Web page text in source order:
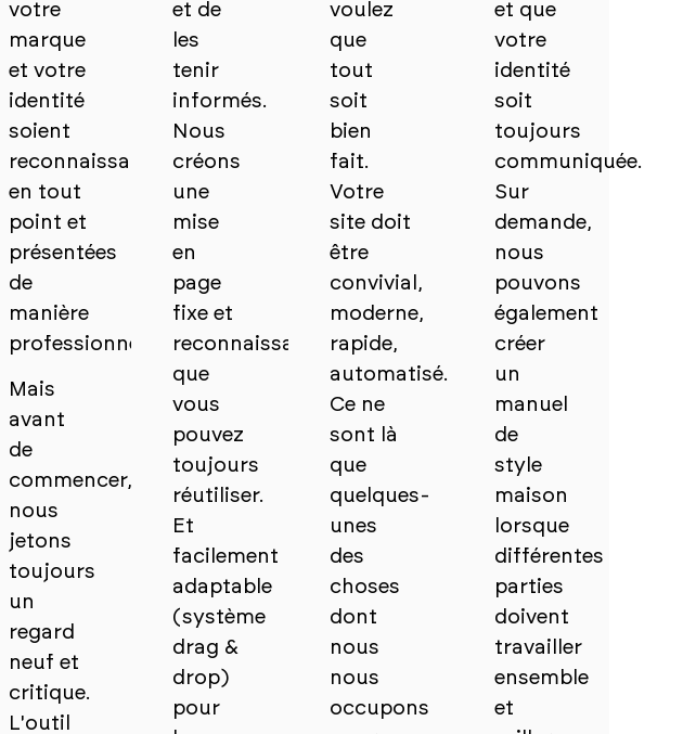
votre
marque
et votre
identité
soient
reconnaissables
en tout
point et
présentées
de
manière
professionnelle.
Mais
avant
de
commencer,
nous
jetons
toujours
un
regard
neuf et
critique.
L'outil
et de
les
tenir
informés.
Nous
créons
une
mise
en
page
fixe et
reconnaissable
que
vous
pouvez
toujours
réutiliser.
Et
facilement
adaptable
(système
drag &
drop)
pour
voulez
que
tout
soit
bien
fait.
Votre
site doit
être
convivial,
moderne,
rapide,
automatisé.
Ce ne
sont là
que
quelques-
unes
des
choses
dont
nous
nous
occupons
et que
votre
identité
soit
toujours
communiquée.
Sur
demande,
nous
pouvons
également
créer
un
manuel
de
style
maison
lorsque
différentes
parties
doivent
travailler
ensemble
et